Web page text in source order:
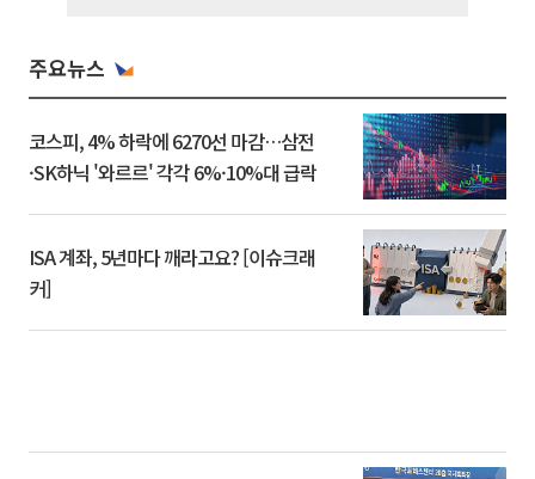
주요뉴스
코스피, 4% 하락에 6270선 마감…삼전
·SK하닉 '와르르' 각각 6%·10%대 급락
ISA 계좌, 5년마다 깨라고요? [이슈크래
커]